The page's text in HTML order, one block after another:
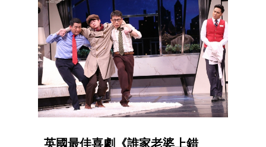
英國最佳喜劇《誰家老婆上錯